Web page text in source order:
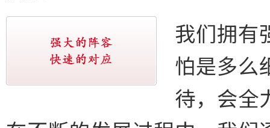
我们拥有
怕是多么
待，会全